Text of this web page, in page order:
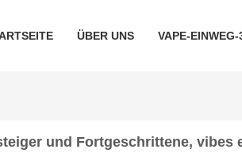
ÜBER UNS VAPE-EINWEG-
und Fortgeschrittene, vibes